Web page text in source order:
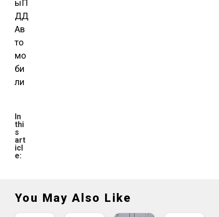
ыП
ДД
Ав
то
мо
би
ли
In
thi
s
art
icl
e:
You May Also Like